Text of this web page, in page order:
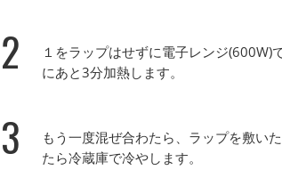
2
１をラップはせずに電子レンジ
にあと3分加熱します。
3
もう一度混ぜ合わたら、ラップを敷い
たら冷蔵庫で冷やします。